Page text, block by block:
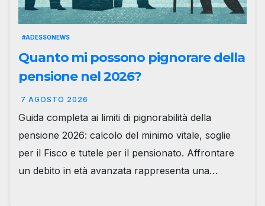
#ADESSONEWS
Quanto mi possono pignorare della
pensione nel 2026?
7 AGOSTO 2026
Guida completa ai limiti di pignorabilità della
pensione 2026: calcolo del minimo vitale, soglie
per il Fisco e tutele per il pensionato. Affrontare
un debito in età avanzata rappresenta una…